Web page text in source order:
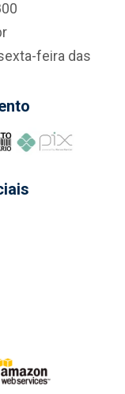
feira das